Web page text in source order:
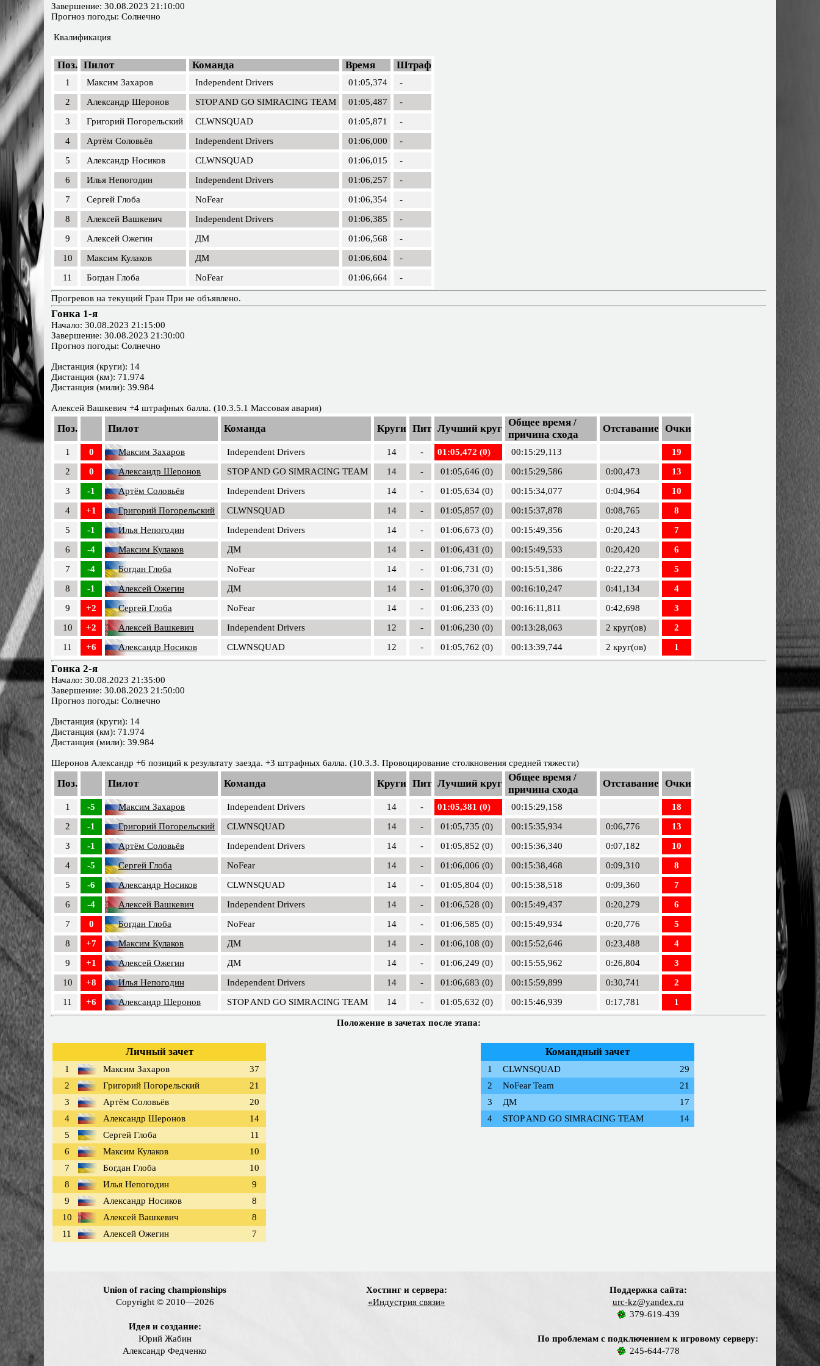
Завершение: 30.08.2023 21:10:00
Прогноз погоды: Солнечно
Квалификация
Поз. Пилот Команда Время Штраф
1 Максим Захаров Independent Drivers 01:05,374
-
2
Александр Шеронов STOP AND GO SIMRACING TEAM 01:05,487
-
3
Григорий Погорельский CLWNSQUAD 01:05,871
-
4
Артём Соловьёв Independent Drivers 01:06,000
-
5
Александр Носиков CLWNSQUAD 01:06,015
-
6
Илья Непогодин Independent Drivers 01:06,257
-
7
Сергей Глоба NoFear 01:06,354
-
8
Алексей Вашкевич Independent Drivers 01:06,385
-
9
Алексей Ожегин ДМ 01:06,568
-
10
Максим Кулаков ДМ 01:06,604
-
11
Богдан Глоба NoFear 01:06,664 -
Прогревов на текущий Гран При не объявлено.
Гонка 1-я
Начало: 30.08.2023 21:15:00
Завершение: 30.08.2023 21:30:00
Прогноз погоды: Солнечно
Дистанция (круги): 14
Дистанция (км): 71.974
Дистанция (мили): 39.984
Алексей Вашкевич +4 штрафных балла. (10.3.5.1 Массовая авария)
Поз. Пилот Команда Круги Пит Лучший круг
Общее время /
причина схода
Отставание Очки
1 0 Максим Захаров Independent Drivers 14 - 01:05,472 (0) 00:15:29,113
19
2
0 Александр Шеронов STOP AND GO SIMRACING TEAM 14 - 01:05,646 (0) 00:15:29,586 0:00,473
13
3
-1 Артём Соловьёв Independent Drivers 14 - 01:05,634 (0) 00:15:34,077 0:04,964
10
4
+1 Григорий Погорельский CLWNSQUAD 14 - 01:05,857 (0) 00:15:37,878 0:08,765
8
5
-1 Илья Непогодин Independent Drivers 14 - 01:06,673 (0) 00:15:49,356 0:20,243
7
6
-4 Максим Кулаков ДМ 14 - 01:06,431 (0) 00:15:49,533 0:20,420
6
7
-4 Богдан Глоба NoFear 14 - 01:06,731 (0) 00:15:51,386 0:22,273
5
8
-1 Алексей Ожегин ДМ 14 - 01:06,370 (0) 00:16:10,247 0:41,134
4
9
+2 Сергей Глоба NoFear 14 - 01:06,233 (0) 00:16:11,811 0:42,698
3
10
+2 Алексей Вашкевич Independent Drivers 12 - 01:06,230 (0) 00:13:28,063 2 круг(ов)
2
11
+6 Александр Носиков CLWNSQUAD 12 - 01:05,762 (0) 00:13:39,744 2 круг(ов) 1
Гонка 2-я
Начало: 30.08.2023 21:35:00
Завершение: 30.08.2023 21:50:00
Прогноз погоды: Солнечно
Дистанция (круги): 14
Дистанция (км): 71.974
Дистанция (мили): 39.984
Шеронов Александр +6 позиций к результату заезда. +3 штрафных балла. (10.3.3. Провоцирование столкновения средней тяжести)
Поз. Пилот Команда Круги Пит Лучший круг
Общее время /
причина схода
Отставание Очки
1 -5 Максим Захаров Independent Drivers 14 - 01:05,381 (0) 00:15:29,158
18
2
-1 Григорий Погорельский CLWNSQUAD 14 - 01:05,735 (0) 00:15:35,934 0:06,776
13
3
-1 Артём Соловьёв Independent Drivers 14 - 01:05,852 (0) 00:15:36,340 0:07,182
10
4
-5 Сергей Глоба NoFear 14 - 01:06,006 (0) 00:15:38,468 0:09,310
8
5
-6 Александр Носиков CLWNSQUAD 14 - 01:05,804 (0) 00:15:38,518 0:09,360
7
6
-4 Алексей Вашкевич Independent Drivers 14 - 01:06,528 (0) 00:15:49,437 0:20,279
6
7
0 Богдан Глоба NoFear 14 - 01:06,585 (0) 00:15:49,934 0:20,776
5
8
+7 Максим Кулаков ДМ 14 - 01:06,108 (0) 00:15:52,646 0:23,488
4
9
+1 Алексей Ожегин ДМ 14 - 01:06,249 (0) 00:15:55,962 0:26,804
3
10
+8 Илья Непогодин Independent Drivers 14 - 01:06,683 (0) 00:15:59,899 0:30,741
2
11
+6 Александр Шеронов STOP AND GO SIMRACING TEAM 14 - 01:05,632 (0) 00:15:46,939 0:17,781 1
Положение в зачетах после этапа:
Личный зачет
1 Максим Захаров
37
2
Григорий Погорельский
21
3
Артём Соловьёв
20
4
Александр Шеронов
14
5
Сергей Глоба
11
6
Максим Кулаков
10
7
Богдан Глоба
10
8
Илья Непогодин
9
9
Александр Носиков
8
10
Алексей Вашкевич
8
11
Алексей Ожегин 7
Командный зачет
1 CLWNSQUAD
29
2
NoFear Team
21
3
ДМ
17
4
STOP AND GO SIMRACING TEAM 14
Union of racing championships
Copyright © 2010—2026
Идея и создание:
Юрий Жабин
Александр Федченко
Хостинг и сервера:
«Индустрия связи»
Поддержка сайта:
urc-kz@yandex.ru
379-619-439
По проблемам с подключением к игровому серверу:
245-644-778